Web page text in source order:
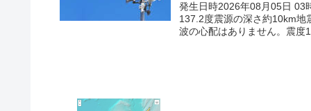
発生日時2026年08月05日 03
137.2度震源の深さ約10km地
波の心配はありません。震度